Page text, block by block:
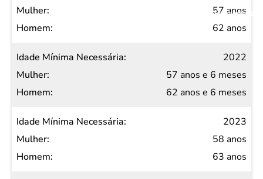
Salvar Ferramenta
57 anos
62 anos
2022
57 anos e 6 meses
62 anos e 6 meses
2023
58 anos
63 anos
Salvar Ferramenta